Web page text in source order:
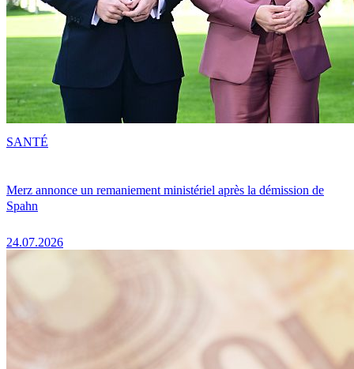
Merz annonce un remaniement ministériel après la démission de
Spahn
24.07.2026
SANTÉ